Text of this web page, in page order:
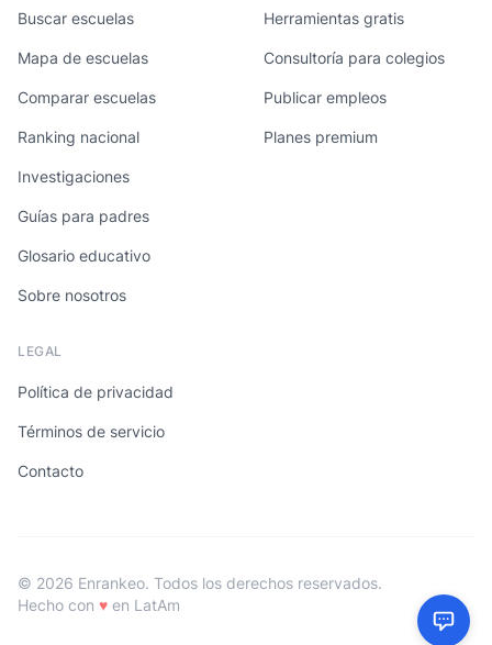
Buscar escuelas
Mapa de escuelas
Comparar escuelas
Ranking nacional
Investigaciones
Guías para padres
Glosario educativo
Sobre nosotros
Herramientas gratis
Consultoría para colegios
Publicar empleos
Planes premium
LEGAL
Política de privacidad
Términos de servicio
Contacto
© 2026 Enrankeo. Todos los derechos reservados.
Hecho con ♥ en LatAm